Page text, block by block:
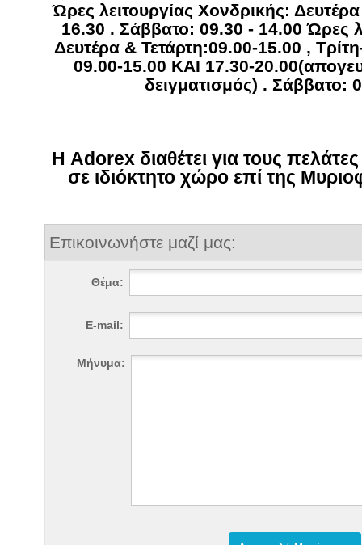
Ώρες λειτουργίας Χονδρικής:
16.30 . Σάββατο: 09.30 - 14.00 Ώρες
Δευτέρα & Τετάρτη:09.00-15.00 ,
09.00-15.00 ΚΑΙ 17.30-
δειγματισμός) . Σάββατο:
Η Adorex διαθέτει για τους
σε ιδιόκτητο χώρο επί της
Επικοινωνήστε μαζί μας:
Θέμα:
E-mail:
Μήνυμα: